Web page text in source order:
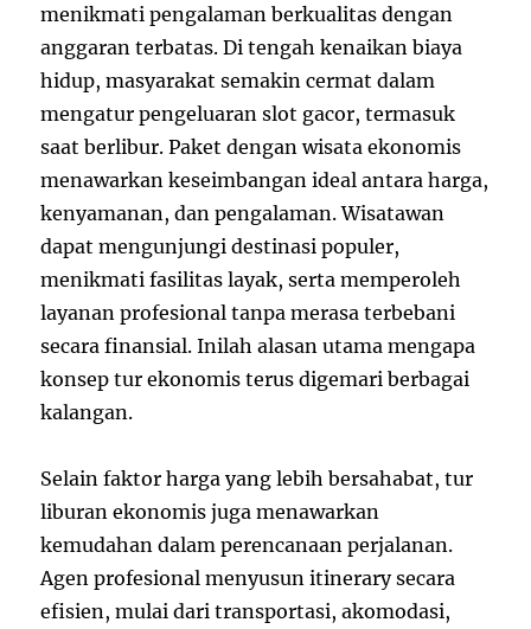
menikmati pengalaman berkualitas dengan
anggaran terbatas. Di tengah kenaikan biaya
hidup, masyarakat semakin cermat dalam
mengatur pengeluaran slot gacor, termasuk
saat berlibur. Paket dengan wisata ekonomis
menawarkan keseimbangan ideal antara harga,
kenyamanan, dan pengalaman. Wisatawan
dapat mengunjungi destinasi populer,
menikmati fasilitas layak, serta memperoleh
layanan profesional tanpa merasa terbebani
secara finansial. Inilah alasan utama mengapa
konsep tur ekonomis terus digemari berbagai
kalangan.
Selain faktor harga yang lebih bersahabat, tur
liburan ekonomis juga menawarkan
kemudahan dalam perencanaan perjalanan.
Agen profesional menyusun itinerary secara
efisien, mulai dari transportasi, akomodasi,